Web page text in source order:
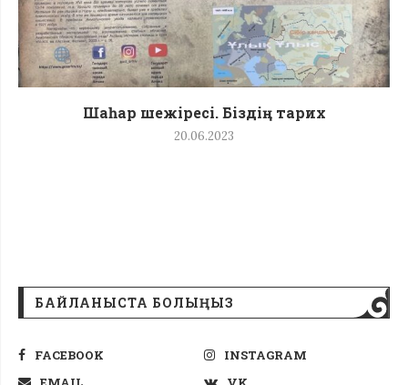
Шаһар шежіресі. Біздің тарих
20.06.2023
БАЙЛАНЫСТА БОЛЫҢЫЗ
FACEBOOK
INSTAGRAM